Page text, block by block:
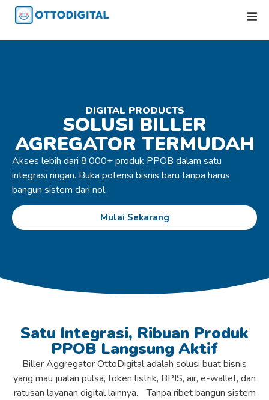
DIGITAL PRODUCTS
SOLUSI BILLER
AGREGATOR TERMUDAH
Akses lebih dari 8.000+ produk PPOB dalam satu
integrasi ringan. Buka potensi bisnis baru tanpa harus
bangun sistem dari nol.
Mulai Sekarang
Satu Integrasi, Ribuan Produk
PPOB Langsung Aktif
Biller Aggregator OttoDigital adalah solusi buat bisnis
yang mau jualan pulsa, token listrik, BPJS, air, e-wallet, dan
ratusan layanan digital lainnya. Tanpa ribet bangun sistem